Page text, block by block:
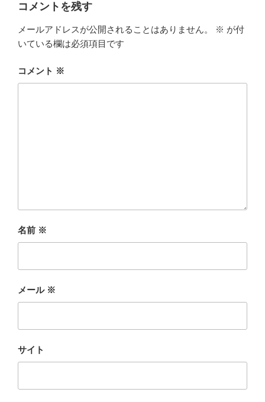
コメントを残す
メールアドレスが公開されることはありません。 ※ が付
いている欄は必須項目です
コメント ※
名前 ※
メール ※
サイト